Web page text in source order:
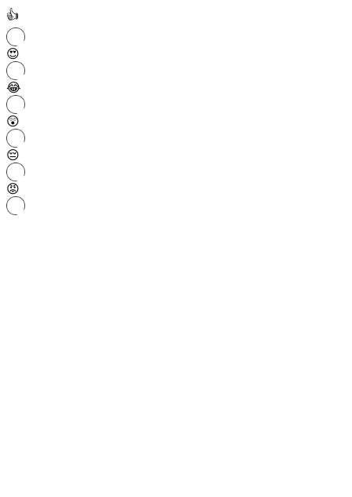
👍
😍
😂
😲
😔
😡